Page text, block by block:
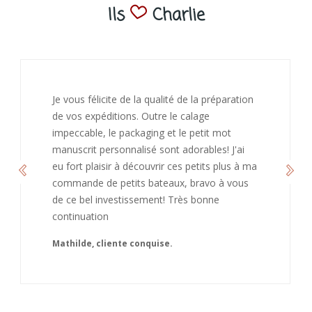
Ils Charlie
J’ai adoré ouvrir ce paquet votre message est
bienveillant et fait plaisir. Je ne manquerai pas
de recommandé chez vous. Bonne
continuation et merci à vous.
Caroline